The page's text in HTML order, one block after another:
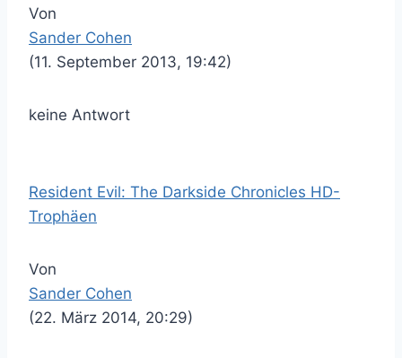
Von
Sander Cohen
(11. September 2013, 19:42)
keine Antwort
Resident Evil: The Darkside Chronicles HD-
Trophäen
Von
Sander Cohen
(22. März 2014, 20:29)